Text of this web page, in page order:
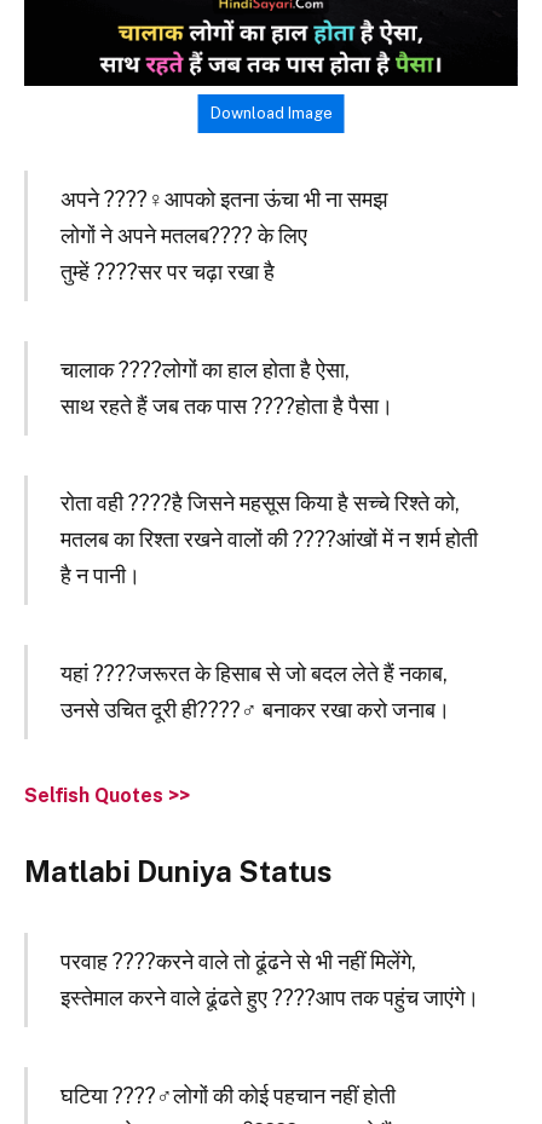
Download Image
अपने ????‍♀️आपको इतना ऊंचा भी ना समझ
लोगों ने अपने मतलब???? के लिए
तुम्हें ????सर पर चढ़ा रखा है
चालाक ????लोगों का हाल होता है ऐसा,
साथ रहते हैं जब तक पास ????होता है पैसा।
रोता वही ????है जिसने महसूस किया है सच्चे रिश्ते को,
मतलब का रिश्ता रखने वालों की ????आंखों में न शर्म होती
है न पानी।
यहां ????जरूरत के हिसाब से जो बदल लेते हैं नकाब,
उनसे उचित दूरी ही????‍♂️ बनाकर रखा करो जनाब।
Selfish Quotes >>
Matlabi Duniya Status
परवाह ????करने वाले तो ढूंढने से भी नहीं मिलेंगे,
इस्तेमाल करने वाले ढूंढते हुए ????आप तक पहुंच जाएंगे।
घटिया ????‍♂️लोगों की कोई पहचान नहीं होती